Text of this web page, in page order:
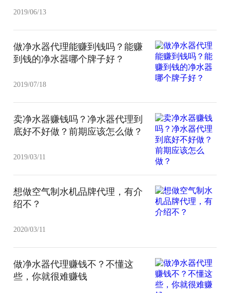
2019/06/13
做净水器代理能赚到钱吗？能赚
到钱的净水器哪个牌子好？
2019/07/18
卖净水器赚钱吗？净水器代理到
底好不好做？前期应该怎么做？
2019/03/11
想做空气制水机品牌代理，有介
绍不？
2020/03/11
做净水器代理赚钱不？不懂这
些，你就很难赚钱